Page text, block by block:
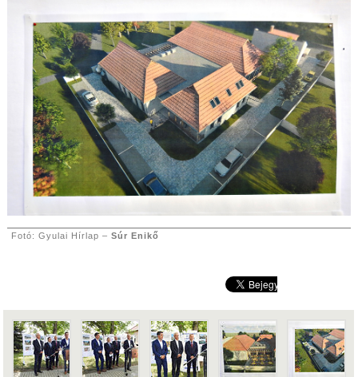
Fotó: Gyulai Hírlap – Súr Enikő